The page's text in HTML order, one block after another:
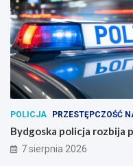
POLICJA PRZESTĘPCZOŚĆ
Bydgoska policja rozbija
7 sierpnia 2026